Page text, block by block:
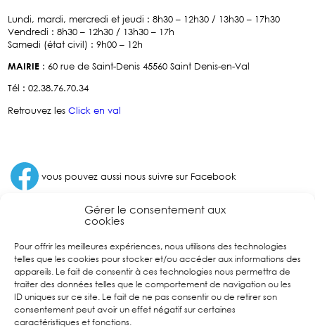
Gérer le consentement aux
cookies
Pour offrir les meilleures expériences, nous utilisons des technologies
telles que les cookies pour stocker et/ou accéder aux informations des
appareils. Le fait de consentir à ces technologies nous permettra de
traiter des données telles que le comportement de navigation ou les
ID uniques sur ce site. Le fait de ne pas consentir ou de retirer son
consentement peut avoir un effet négatif sur certaines
caractéristiques et fonctions.
Lundi, mardi, mercredi et jeudi : 8h30 – 12h30 / 13h30 – 17h30
Vendredi : 8h30 – 12h30 / 13h30 – 17h
Samedi (état civil) : 9h00 – 12h
MAIRIE : 60 rue de Saint-Denis 45560 Saint Denis-en-Val
Tél : 02.38.76.70.34
Retrouvez les Click en val
Facebook vous pouvez aussi nous suivre sur Facebook